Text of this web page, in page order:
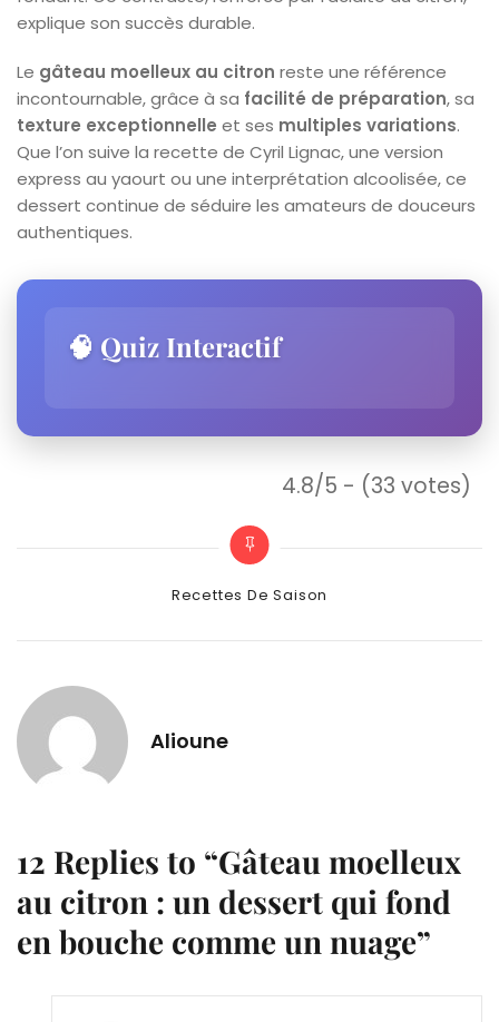
explique son succès durable.
Le gâteau moelleux au citron reste une référence
incontournable, grâce à sa facilité de préparation, sa
texture exceptionnelle et ses multiples variations.
Que l’on suive la recette de Cyril Lignac, une version
express au yaourt ou une interprétation alcoolisée, ce
dessert continue de séduire les amateurs de douceurs
authentiques.
🧠 Quiz Interactif
4.8/5 - (33 votes)
Categories
Recettes De Saison
Alioune
12 Replies to “Gâteau moelleux
au citron : un dessert qui fond
en bouche comme un nuage”